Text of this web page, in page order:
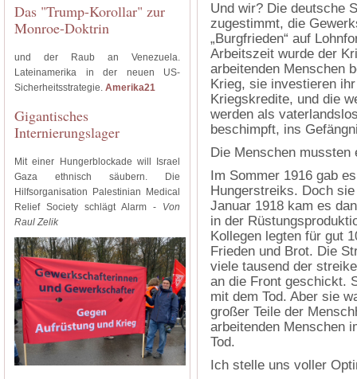
Das "Trump-Korollar" zur
Monroe-Doktrin
und der Raub an Venezuela.
Lateinamerika in der neuen US-
Sicherheitsstrategie. Amerika21
Gigantisches
Internierungslager
Mit einer Hungerblockade will Israel
Gaza ethnisch säubern. Die
Hilfsorganisation Palestinian Medical
Relief Society schlägt Alarm - Von
Raul Zelik
Und wir? Die deutsche
zugestimmt, die
„Burgfrieden“ auf
Arbeitszeit wurde der
arbeitenden Menschen
Krieg, sie investieren
Kriegskredite, und die
werden als
beschimpft, ins
Die Menschen mussten
Im Sommer 1916 gab
Hungerstreiks. Doch
Januar 1918 kam es
in der
Kollegen legten für gut
Frieden und Brot. Die
viele tausend der
an die Front geschickt.
mit dem Tod. Aber sie
großer Teile der
arbeitenden Menschen
Tod.
Ich stelle uns voller